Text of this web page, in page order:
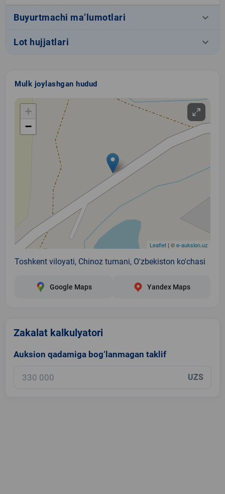
Buyurtmachi ma’lumotlari keyboard_arrow_down
Lot hujjatlari keyboard_arrow_down
Mulk joylashgan hudud
+
−
Leaflet | ©e-auksion.uz
Toshkent viloyati, Chinoz tumani, O'zbekiston ko'chasi
Google Maps Yandex Maps
Zakalat kalkulyatori
Auksion qadamiga bog‘lanmagan taklif
UZS